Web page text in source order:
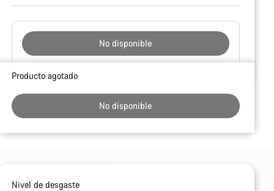
No disponible
Motivos
compra
Producto agotado
No disponible
Nivel de desgaste